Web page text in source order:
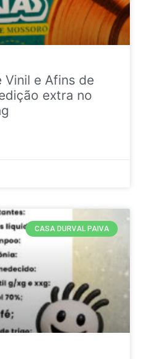
Vinil e Afins de
extra no
CASA DURVAL PAIVA